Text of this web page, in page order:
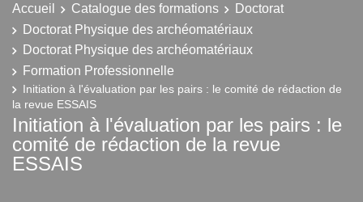
Accueil Catalogue des formations
Doctorat
Doctorat Physique des archéomatériaux
Doctorat Physique des archéomatériaux
Formation Professionnelle
Initiation à l'évaluation par les pairs : le comité de rédaction de
la revue ESSAIS
Initiation à l'évaluation par les pairs : le
comité de rédaction de la revue
ESSAIS